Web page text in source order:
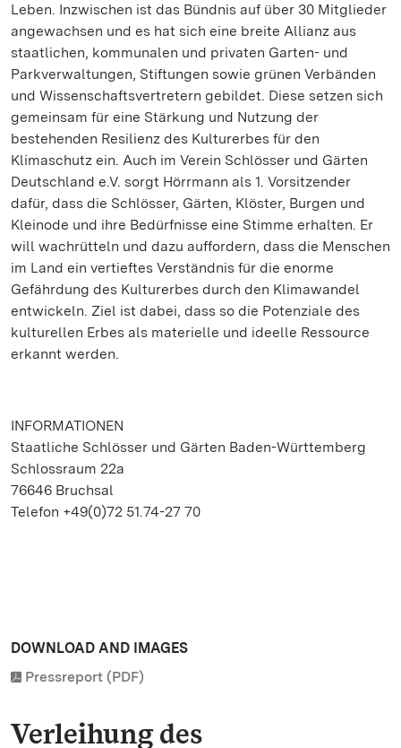
Leben. Inzwischen ist das Bündnis auf über 30 Mitglieder
angewachsen und es hat sich eine breite Allianz aus
staatlichen, kommunalen und privaten Garten- und
Parkverwaltungen, Stiftungen sowie grünen Verbänden
und Wissenschaftsvertretern gebildet. Diese setzen sich
gemeinsam für eine Stärkung und Nutzung der
bestehenden Resilienz des Kulturerbes für den
Klimaschutz ein. Auch im Verein Schlösser und Gärten
Deutschland e.V. sorgt Hörrmann als 1. Vorsitzender
dafür, dass die Schlösser, Gärten, Klöster, Burgen und
Kleinode und ihre Bedürfnisse eine Stimme erhalten. Er
will wachrütteln und dazu auffordern, dass die Menschen
im Land ein vertieftes Verständnis für die enorme
Gefährdung des Kulturerbes durch den Klimawandel
entwickeln. Ziel ist dabei, dass so die Potenziale des
kulturellen Erbes als materielle und ideelle Ressource
erkannt werden.
INFORMATIONEN
Staatliche Schlösser und Gärten Baden-Württemberg
Schlossraum 22a
76646 Bruchsal
Telefon +49(0)72 51.74-27 70
DOWNLOAD AND IMAGES
Pressreport (PDF)
Verleihung des